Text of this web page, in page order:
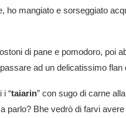
ho mangiato e sorseggiato
di pane e pomodoro, poi
ad un delicatissimo
i “taiarin” con sugo di carne
parlo? Bhe vedrò di farvi